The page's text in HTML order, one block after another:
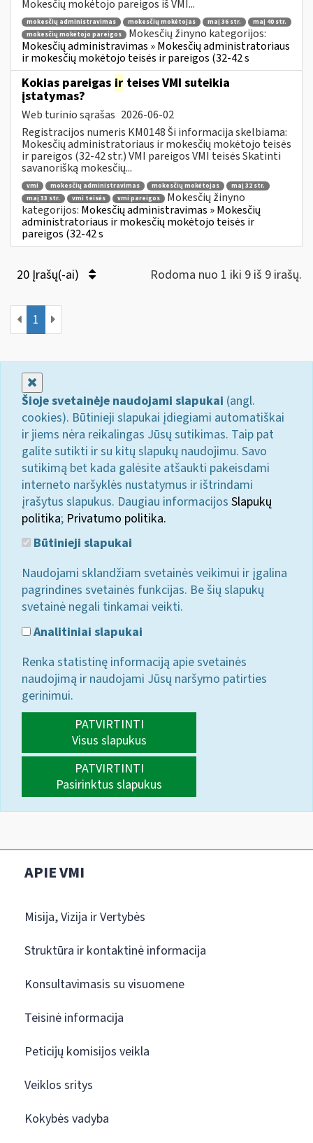
Mokesčių mokėtojo pareigos iš VMI...
mokesčių administravimas mokesčių mokėtojas maį 36 str.
maį 40 str.
mokesčių mokėtojo pareigos
Mokesčių žinyno kategorijos:
Mokesčių administravimas » Mokesčių administratoriaus
ir mokesčių mokėtojo teisės ir pareigos (32-42 s
Kokias pareigas ir teises VMI suteikia
įstatymas?
Web turinio sąrašas 2026-06-02
Registracijos numeris KM0148 Ši informacija skelbiama:
Mokesčių administratoriaus ir mokesčių mokėtojo teisės
ir pareigos (32-42 str.) VMI pareigos VMI teisės Skatinti
savanorišką mokesčių...
vmi mokesčių administravimas mokesčių mokėtojas
maį 32 str.
maį 33 str.
vmi teisės vmi pareigos
Mokesčių žinyno
kategorijos: Mokesčių administravimas » Mokesčių
administratoriaus ir mokesčių mokėtojo teisės ir
pareigos (32-42 s
20 Įrašų(-ai) Rodoma nuo 1 iki 9 iš 9 irašų.
1
Šioje svetainėje naudojami slapukai (angl.
cookies). Būtinieji slapukai įdiegiami automatiškai
ir jiems nėra reikalingas Jūsų sutikimas. Taip pat
galite sutikti ir su kitų slapukų naudojimu. Savo
sutikimą bet kada galėsite atšaukti pakeisdami
interneto naršyklės nustatymus ir ištrindami
įrašytus slapukus. Daugiau informacijos Slapukų
politika; Privatumo politika.
Būtinieji slapukai
Naudojami sklandžiam svetainės veikimui ir įgalina
pagrindines svetainės funkcijas. Be šių slapukų
svetainė negali tinkamai veikti.
Analitiniai slapukai
Renka statistinę informaciją apie svetainės
naudojimą ir naudojami Jūsų naršymo patirties
gerinimui.
PATVIRTINTI
Visus slapukus
PATVIRTINTI
Pasirinktus slapukus
APIE VMI
Misija, Vizija ir Vertybės
Struktūra ir kontaktinė informacija
Konsultavimasis su visuomene
Teisinė informacija
Peticijų komisijos veikla
Veiklos sritys
Kokybės vadyba